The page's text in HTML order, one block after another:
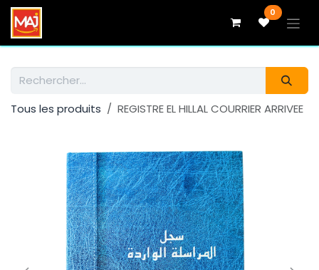
Se rendre au contenu 0
Tous les produits REGISTRE EL HILLAL COURRIER ARRIVEE